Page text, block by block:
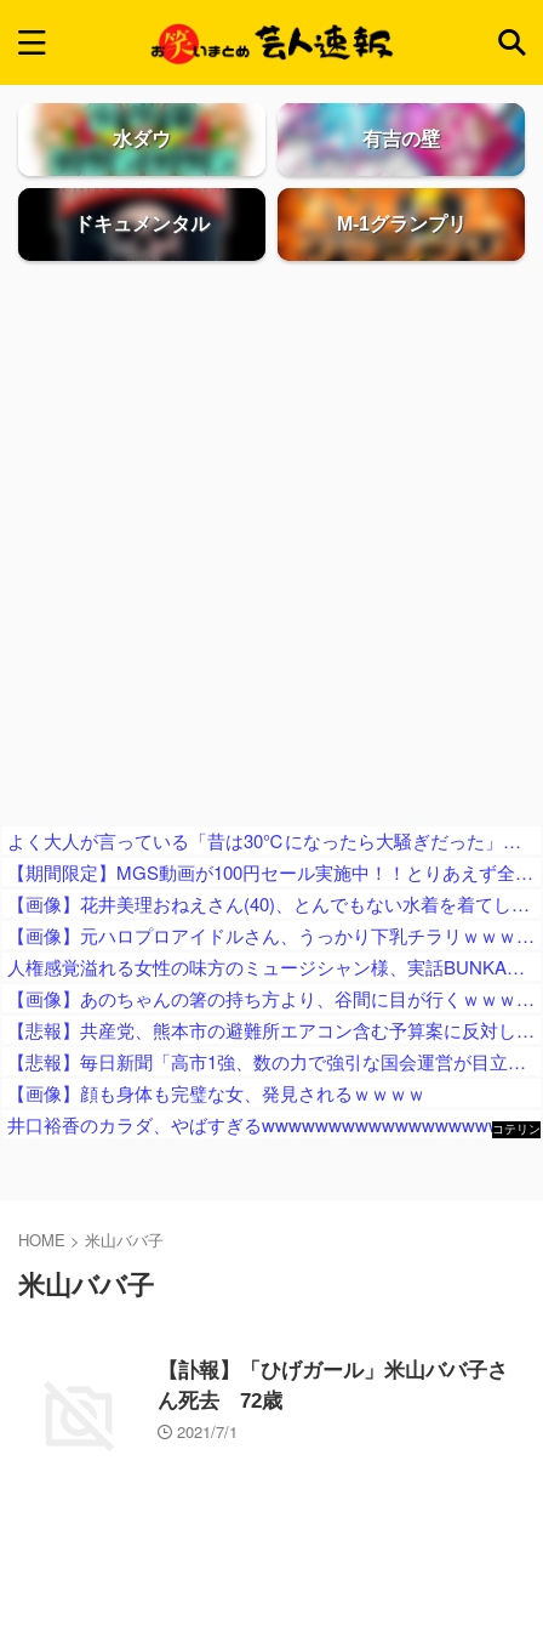
水ダウ 有吉の壁
ドキュメンタル M-1グランプリ
よく大人が言っている「昔は30℃になったら大騒ぎだった」、過去の統計データから真実かどうか検証した結果……
【期間限定】MGS動画が100円セール実施中！！とりあえず全部買うやろｗｗｗｗｗ
【画像】花井美理おねえさん(40)、とんでもない水着を着てしまうｗｗ
【画像】元ハロプロアイドルさん、うっかり下乳チラリｗｗｗｗｗｗｗｗ
人権感覚溢れる女性の味方のミュージシャン様、実話BUNKAタブーに正論でボコボコにされてしまい……
【画像】あのちゃんの箸の持ち方より、谷間に目が行くｗｗｗｗｗｗｗｗｗｗｗｗｗｗｗｗｗ
【悲報】共産党、熊本市の避難所エアコン含む予算案に反対していた「新庁舎などの巨額事業や暮らし優先の姿勢が不十分な予算全体には賛成できない」
【悲報】毎日新聞「高市1強、数の力で強引な国会運営が目立つ！」→ 松井一郎氏「選挙で圧勝したから公約実現は当然でしょ？」ｗｗｗｗｗｗｗｗｗｗｗｗｗｗ
【画像】顔も身体も完璧な女、発見されるｗｗｗｗ
井口裕香のカラダ、やばすぎるwwwwwwwwwwwwwwwwwwwww
コテリン
HOME > 米山ババ子
米山ババ子
【訃報】「ひげガール」米山ババ子さ
ん死去 72歳
2021/7/1